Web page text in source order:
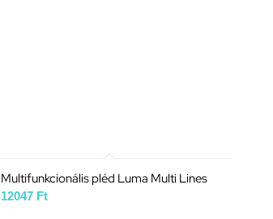
Multifunkcionális pléd Luma Multi Lines
12047 Ft